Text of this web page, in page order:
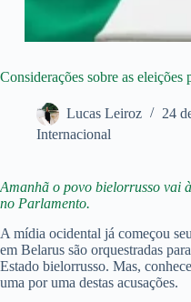
Considerações sobre as eleições
Lucas Leiroz
24
Internacional
Amanhã o povo bielorrusso vai
no Parlamento.
A mídia ocidental já começou
em Belarus são orquestradas
Estado bielorrusso. Mas,
uma por uma destas acusações.